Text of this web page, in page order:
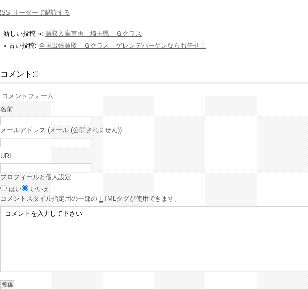
新しい投稿 »: 買取入庫車両 埼玉県 Ｇクラス
« 古い投稿: 全国出張買取 Ｇクラス ゲレンデバーゲンならお任せ！
コメント:0
コメントフォーム
名前
メールアドレス (メール (公開されません))
URI
プロフィールと個人設定
はい
いいえ
コメント スタイル指定用の一部の HTMLタグが使用できます。